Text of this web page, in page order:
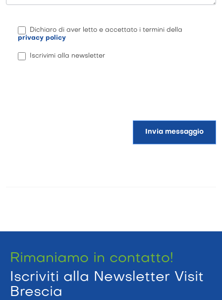
Dichiaro di aver letto e accettato i termini della
privacy policy
Iscrivimi alla newsletter
Invia messaggio
Rimaniamo in contatto!
Iscriviti alla Newsletter Visit
Brescia